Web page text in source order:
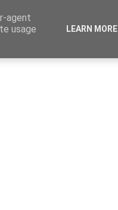
agent
usage
LEARN MORE